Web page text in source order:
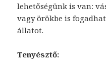
lehetőségünk is van:
vagy örökbe is
állatot.
Tenyésztő: